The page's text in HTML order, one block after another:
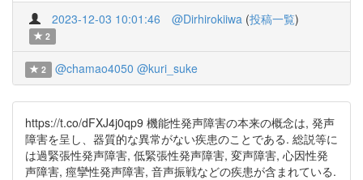
2023-12-03 10:01:46 @Dirhirokiiwa (投稿一覧)
2
2 @chamao4050 @kuri_suke
https://t.co/dFXJ4j0qp9 機能性発声障害の本来の概念は, 発声
障害を呈し、器質的な異常がない疾患のことである. 総説等に
は過緊張性発声障害, 低緊張性発声障害, 変声障害, 心因性発
声障害, 痙攣性発声障害, 音声振戦などの疾患が含まれている.